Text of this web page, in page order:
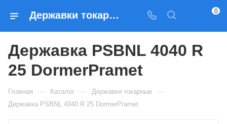
Державки токарные Державка PSBNL 4040 R 25 DormerPramet — купить по выгодным ценам в Москве 0
Державка PSBNL 4040 R
25 DormerPramet
Главная — Каталог — Державки токарные —
Державка PSBNL 4040 R 25 DormerPramet